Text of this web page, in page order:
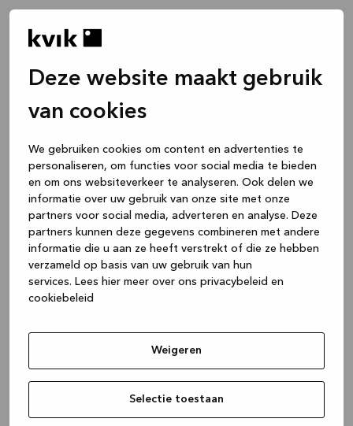
Deze website maakt gebruik
van cookies
We gebruiken cookies om content en advertenties te
personaliseren, om functies voor social media te bieden
en om ons websiteverkeer te analyseren. Ook delen we
informatie over uw gebruik van onze site met onze
partners voor social media, adverteren en analyse. Deze
partners kunnen deze gegevens combineren met andere
informatie die u aan ze heeft verstrekt of die ze hebben
verzameld op basis van uw gebruik van hun
services. Lees hier meer over ons privacybeleid en
cookiebeleid
Weigeren
Selectie toestaan
(see the browser console for more
information).